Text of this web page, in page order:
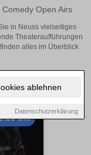
ablehnen
Datenschutzerklärung
Open Airs
in Neuss vielseitiges
Theateraufführungen
alles im Überblick
Uhr